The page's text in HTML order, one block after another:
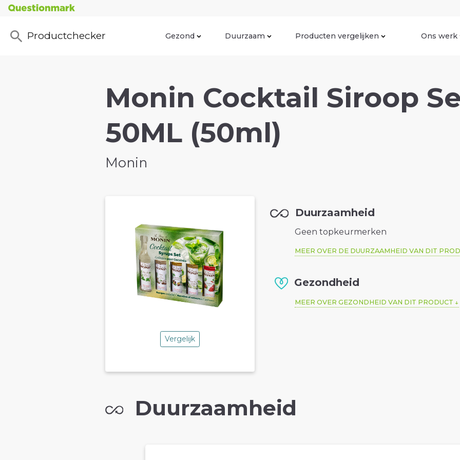
Productchecker Gezond Duurzaam Producten vergelijken Ons werk
Monin Cocktail Siroop
50ML (50ml)
Monin
Vergelijk
Duurzaamheid
Geen topkeurmerken
MEER OVER DE DUURZAAMHEID VAN DIT
Gezondheid
MEER OVER GEZONDHEID VAN DIT PRODUCT
Duurzaamheid